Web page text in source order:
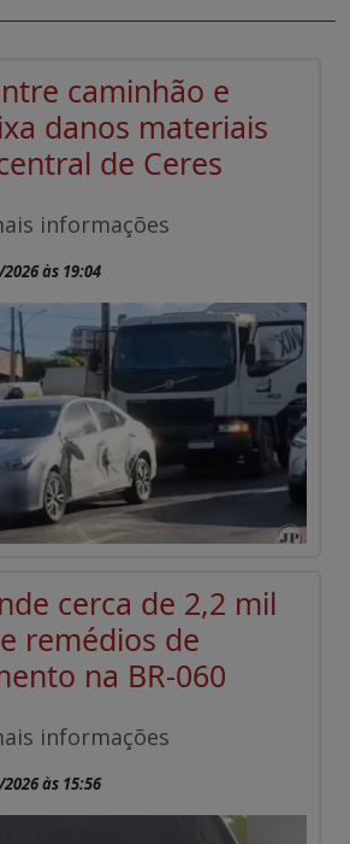
caminhão e
danos materiais
de Ceres
informações
às 19:04
cerca de 2,2 mil
remédios de
na BR-060
informações
às 15:56